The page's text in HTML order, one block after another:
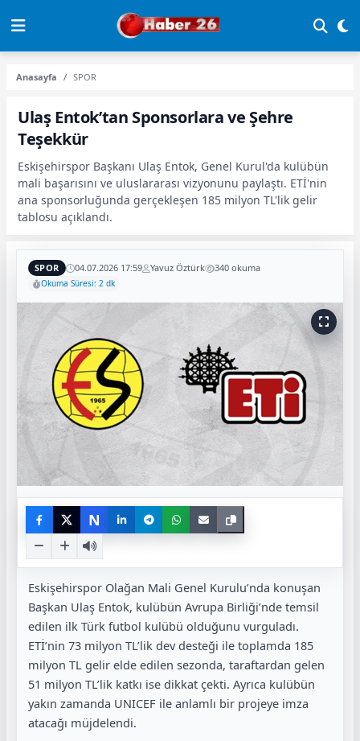
Anasayfa SPOR
Ulaş Entok’tan Sponsorlara ve Şehre
Teşekkür
Eskişehirspor Başkanı Ulaş Entok, Genel Kurul'da kulübün
mali başarısını ve uluslararası vizyonunu paylaştı. ETİ'nin
ana sponsorluğunda gerçekleşen 185 milyon TL'lik gelir
tablosu açıklandı.
SPOR 04.07.2026 17:59 Yavuz Öztürk 340 okuma
Okuma Süresi: 2 dk
N
Eskişehirspor Olağan Mali Genel Kurulu’nda konuşan
Başkan Ulaş Entok, kulübün Avrupa Birliği’nde temsil
edilen ilk Türk futbol kulübü olduğunu vurguladı.
ETİ’nin 73 milyon TL’lik dev desteği ile toplamda 185
milyon TL gelir elde edilen sezonda, taraftardan gelen
51 milyon TL’lik katkı ise dikkat çekti. Ayrıca kulübün
yakın zamanda UNICEF ile anlamlı bir projeye imza
atacağı müjdelendi.